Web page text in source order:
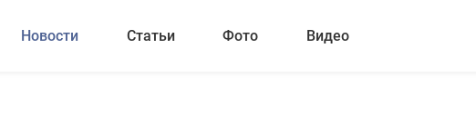
Новости Статьи Фото Видео